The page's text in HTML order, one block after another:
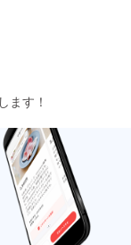
ます！